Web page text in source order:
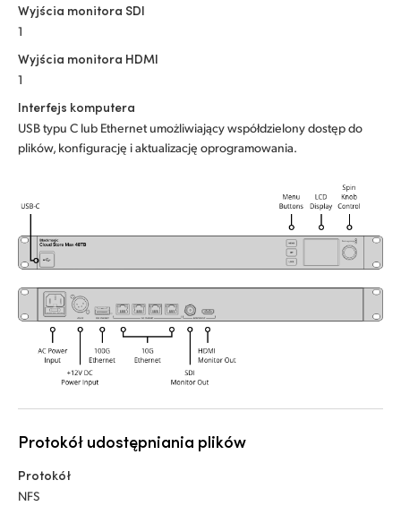
Spain
Sweden
UAE
Ukraine
United Kingdom
United States
Wyjścia monitora SDI
1
Wyjścia monitora HDMI
1
Interfejs komputera
USB typu C lub Ethernet umożliwiający współdzielony dostęp do
plików, konfigurację i aktualizację oprogramowania.
Protokół udostępniania plików
Protokół
NFS